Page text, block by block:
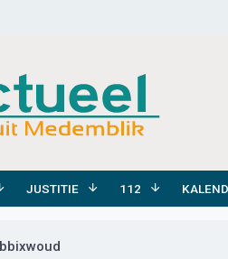
JUSTITIE 112